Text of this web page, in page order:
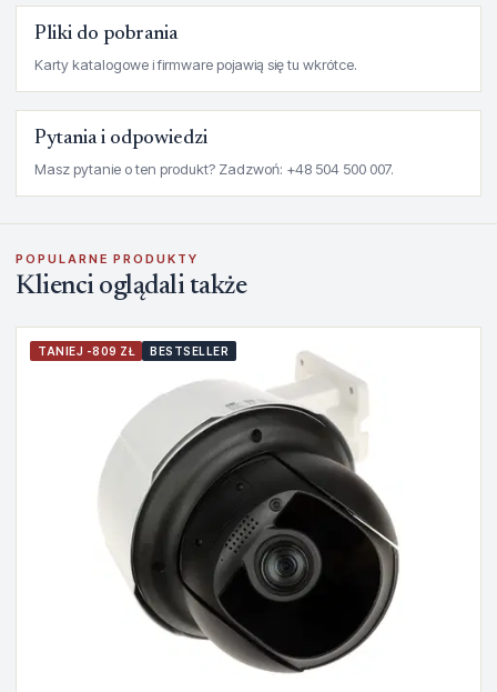
Pliki do pobrania
Karty katalogowe i firmware pojawią się tu wkrótce.
Pytania i odpowiedzi
Masz pytanie o ten produkt? Zadzwoń: +48 504 500 007.
POPULARNE PRODUKTY
Klienci oglądali także
TANIEJ -809 ZŁ BESTSELLER